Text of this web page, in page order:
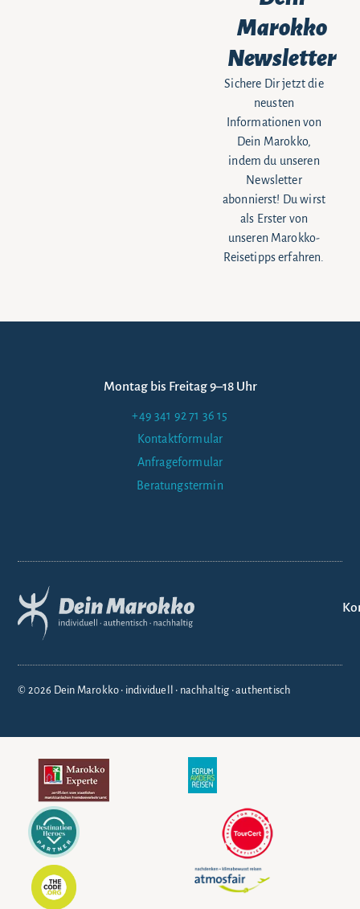
Marokko
Newsletter
Sichere Dir jetzt die
neusten
Informationen von
Dein Marokko,
indem du unseren
Newsletter
abonnierst! Du wirst
als Erster von
unseren Marokko-
Reisetipps erfahren.
Montag bis Freitag 9–18 Uhr
+49 341 92 71 36 15
Kontaktformular
Anfrageformular
Beratungstermin
© 2026 Dein Marokko • individuell • nachhaltig • authentisch